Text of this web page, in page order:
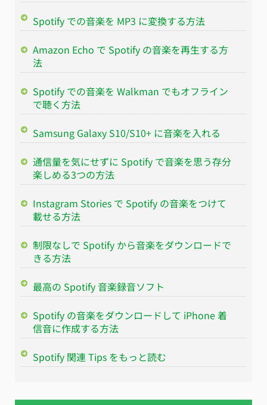
Spotify での音楽を MP3 に変換する方法
Amazon Echo で Spotify の音楽を再生する方
法
Spotify での音楽を Walkman でもオフライン
で聴く方法
Samsung Galaxy S10/S10+ に音楽を入れる
通信量を気にせずに Spotify で音楽を思う存分
楽しめる3つの方法
Instagram Stories で Spotify の音楽をつけて
載せる方法
制限なしで Spotify から音楽をダウンロードで
きる方法
最高の Spotify 音楽録音ソフト
Spotify の音楽をダウンロードして iPhone 着
信音に作成する方法
Spotify 関連 Tips をもっと読む